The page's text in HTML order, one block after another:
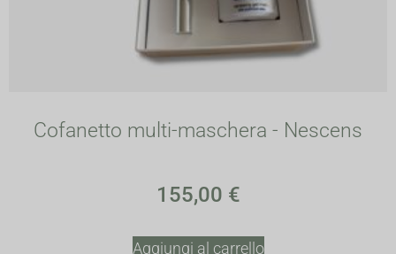
Cofanetto multi-maschera - Nescens
155,00 €
Aggiungi al carrello